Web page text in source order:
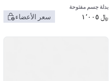
بدلة جسم مفتوحة
﷼ ١٬٠٠٥ سعر الأعضاء